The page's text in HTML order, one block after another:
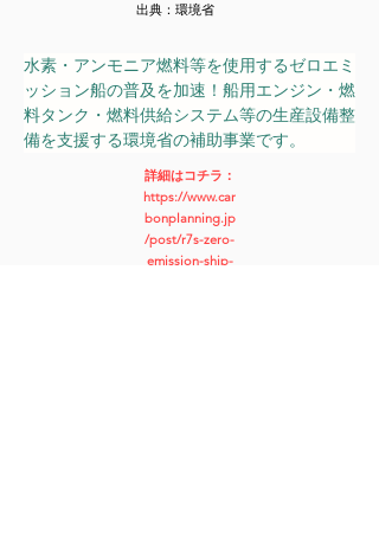
出典： 環境省
水素・アンモニア燃料等を使用するゼロエミ
ッション船の普及を加速！船用エンジン・燃
料タンク・燃料供給システム等の生産設備整
備を支援する環境省の補助事業です。
詳細はコチラ：
https://www.car
bonplanning.jp
/post/r7s-zero-
emission-ship-